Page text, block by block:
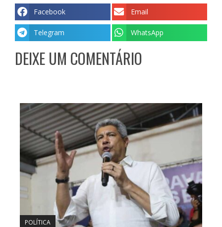
Facebook Email
Telegram WhatsApp
DEIXE UM COMENTÁRIO
POLÍTICA